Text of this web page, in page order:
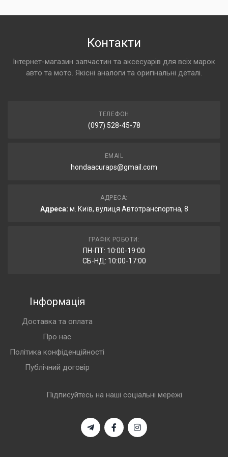
Контакти
Інтернет-магазин запчастин та аксесуарів для всіх марок
авто та мото. Якісні аналоги та оригінальні деталі.
ТЕЛЕФОН
(097) 528-45-78
EMAIL
hondaacuraps@gmail.com
АДРЕСА:
Адреса: м. Київ, вулиця Автотранспортна, 8
ГРАФІК РОБОТИ:
ПН-ПТ: 10:00-19:00
СБ-НД: 10:00-17:00
Інформація
Доставка та оплата
Про нас
Політика конфіденційності
Публічний договір
Підписуйтесь на наші соціальні мережі